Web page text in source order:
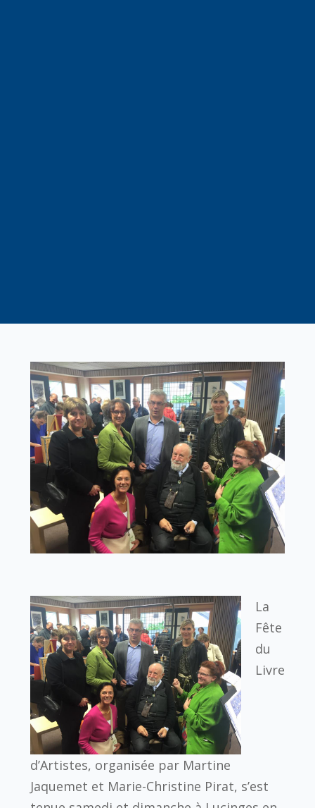
La
Fête
du
Livre
d’Artistes, organisée par Martine
Jaquemet et Marie-Christine Pirat, s’est